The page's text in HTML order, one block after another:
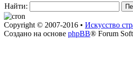
Найти:
Copyright © 2007-2016 • Искусство
Создано на основе phpBB® Forum